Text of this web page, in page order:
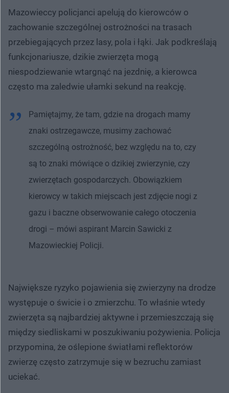
Mazowieccy policjanci apelują do kierowców o
zachowanie szczególnej ostrożności na trasach
przebiegających przez lasy, pola i łąki. Jak podkreślają
funkcjonariusze, dzikie zwierzęta mogą
niespodziewanie wtargnąć na jezdnię, a kierowca
często ma zaledwie ułamki sekund na reakcję.
Pamiętajmy, że tam, gdzie na drogach mamy
znaki ostrzegawcze, musimy zachować
szczególną ostrożność, bez względu na to, czy
są to znaki mówiące o dzikiej zwierzynie, czy
zwierzętach gospodarczych. Obowiązkiem
kierowcy w takich miejscach jest zdjęcie nogi z
gazu i baczne obserwowanie całego otoczenia
drogi – mówi aspirant Marcin Sawicki z
Mazowieckiej Policji.
Największe ryzyko pojawienia się zwierzyny na drodze
występuje o świcie i o zmierzchu. To właśnie wtedy
zwierzęta są najbardziej aktywne i przemieszczają się
między siedliskami w poszukiwaniu pożywienia. Policja
przypomina, że oślepione światłami reflektorów
zwierzę często zatrzymuje się w bezruchu zamiast
uciekać.